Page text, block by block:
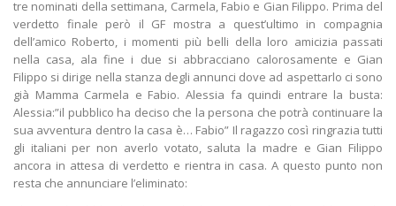
tre nominati della settimana, Carmela, Fabio e Gian Filippo. Prima del
verdetto finale però il GF mostra a quest’ultimo in compagnia
dell’amico Roberto, i momenti più belli della loro amicizia passati
nella casa, ala fine i due si abbracciano calorosamente e Gian
Filippo si dirige nella stanza degli annunci dove ad aspettarlo ci sono
già Mamma Carmela e Fabio. Alessia fa quindi entrare la busta:
Alessia:”il pubblico ha deciso che la persona che potrà continuare la
sua avventura dentro la casa è… Fabio” Il ragazzo così ringrazia tutti
gli italiani per non averlo votato, saluta la madre e Gian Filippo
ancora in attesa di verdetto e rientra in casa. A questo punto non
resta che annunciare l’eliminato: